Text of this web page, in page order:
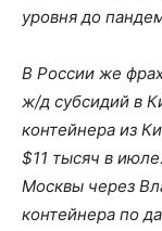
уровня до
В России же
ж/д субсидий в
контейнера из
$11 тысяч в
Москвы через
контейнера по